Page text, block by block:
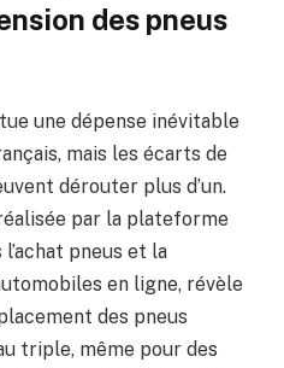
des pneus
une dépense inévitable
mais les écarts de
dérouter plus d’un.
par la plateforme
pneus et la
en ligne, révèle
des pneus
triple, même pour des